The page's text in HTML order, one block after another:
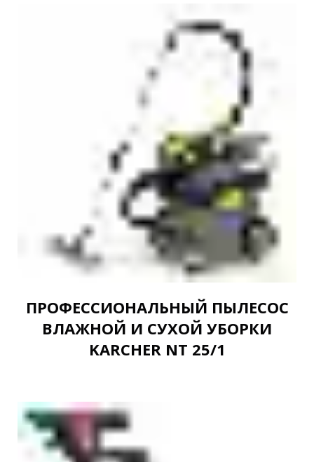
ПРОФЕССИОНАЛЬНЫЙ ПЫЛЕСОС
ВЛАЖНОЙ И СУХОЙ УБОРКИ
KARCHER NT 25/1